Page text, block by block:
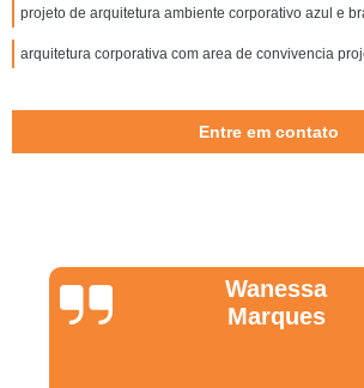
projeto de arquitetura ambiente corporativo azul e
arquitetura corporativa com area de convivencia
Entre em contato
Wanessa
Marques